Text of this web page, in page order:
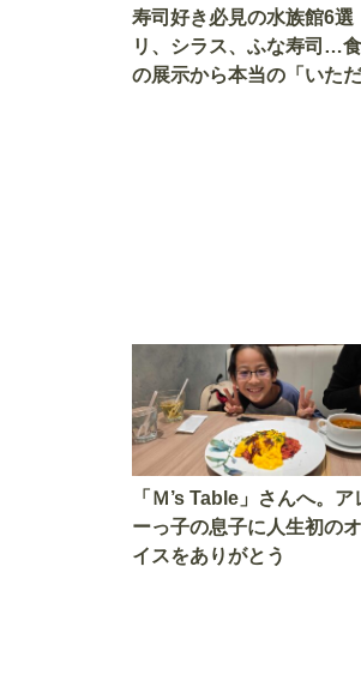
寿司好き必見の水族館6
リ、シラス、ふな寿司…
の展示から本当の「いた
「Ｍ’s Table」さんへ。アレルギ
ーっ子の息子に人生初の
イスをありがとう